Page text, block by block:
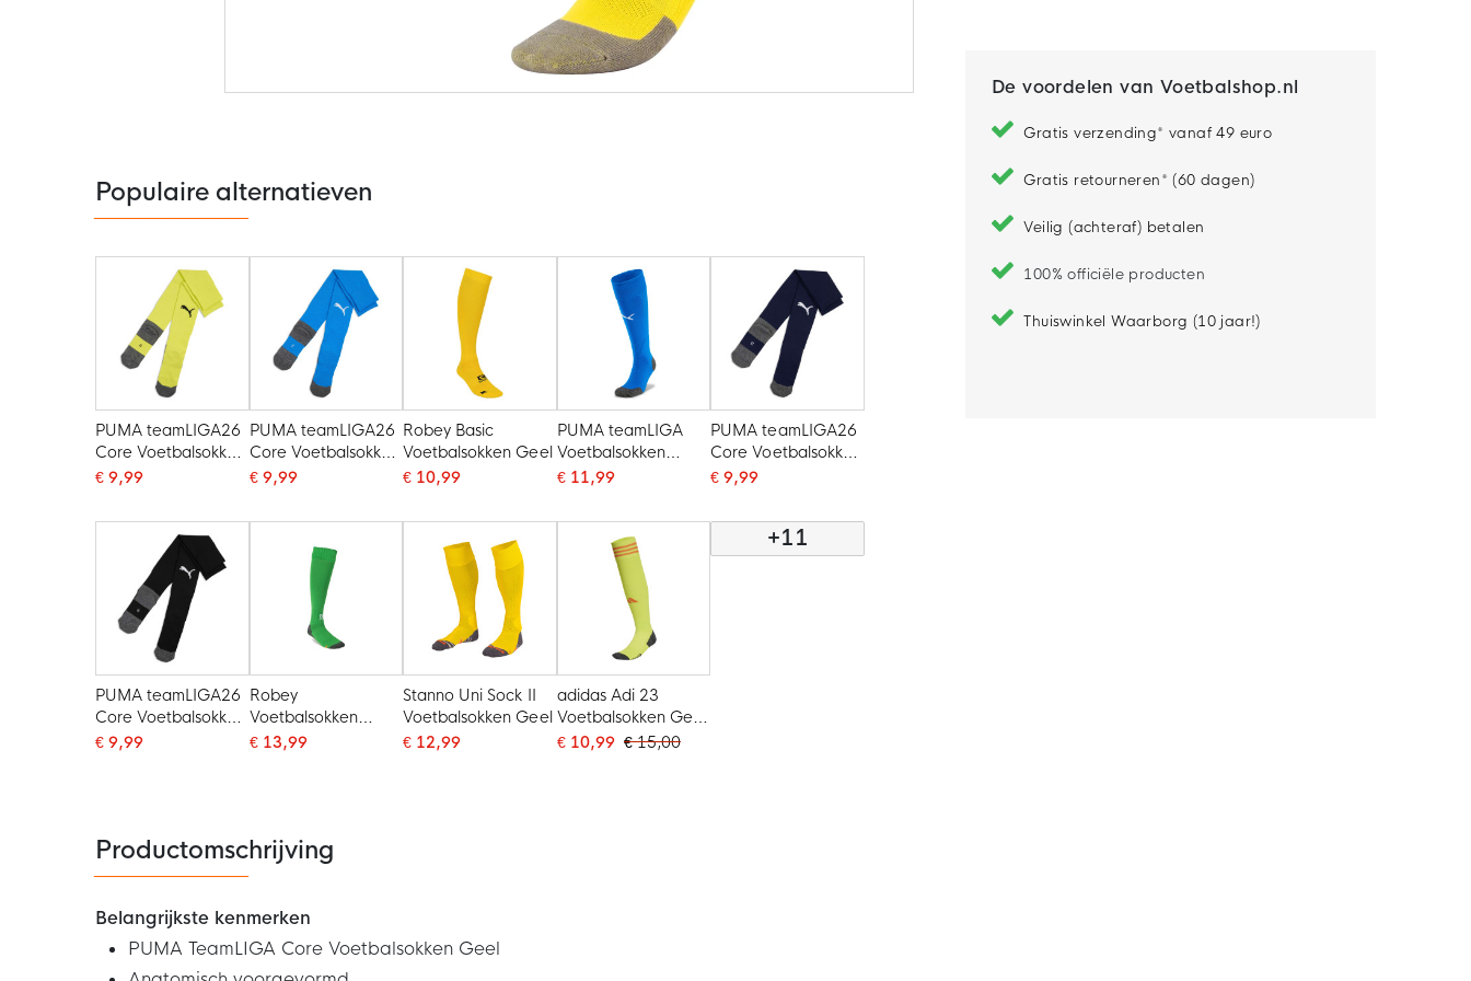
de
afbeeldingen-
gallerij
De voordelen van Voetbalshop.nl
Gratis verzending* vanaf 49 euro
Gratis retourneren* (60 dagen)
Veilig (achteraf) betalen
100% officiële producten
Thuiswinkel Waarborg (10 jaar!)
Populaire alternatieven
PUMA teamLIGA26
Core Voetbalsokken
Lichtgeel Zwart
€ 9,99
PUMA teamLIGA26
Core Voetbalsokken
Blauw Wit
€ 9,99
Robey Basic
Voetbalsokken Geel
€ 10,99
PUMA teamLIGA
Voetbalsokken
Blauw Wit
€ 11,99
PUMA teamLIGA26
Core Voetbalsokken
Donkerblauw Wit
€ 9,99
PUMA teamLIGA26
Core Voetbalsokken
Zwart Wit
€ 9,99
Robey
Voetbalsokken
Groen
€ 13,99
Stanno Uni Sock II
Voetbalsokken Geel
€ 12,99
adidas Adi 23
Voetbalsokken Geel
Rood
€ 10,99 € 15,00
+11
Productomschrijving
Belangrijkste kenmerken
PUMA TeamLIGA Core Voetbalsokken Geel